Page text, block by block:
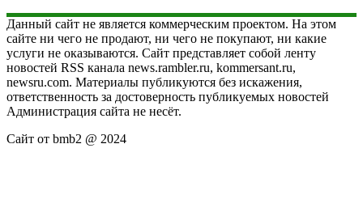
Данный сайт не является коммерческим проектом. На этом
сайте ни чего не продают, ни чего не покупают, ни какие
услуги не оказываются. Сайт представляет собой ленту
новостей RSS канала news.rambler.ru, kommersant.ru,
newsru.com. Материалы публикуются без искажения,
ответственность за достоверность публикуемых новостей
Администрация сайта не несёт.
Сайт от bmb2 @ 2024